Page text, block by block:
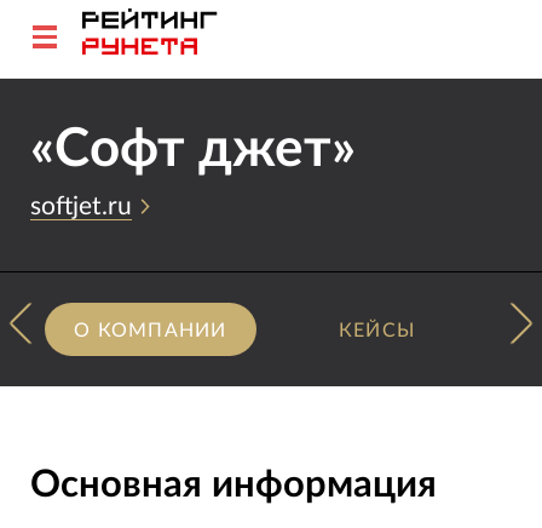
«Софт джет»
softjet.ru
О КОМПАНИИ КЕЙСЫ
Основная информация